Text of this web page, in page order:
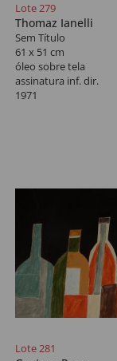
Lote 279
Thomaz Ianelli
Sem Título
61 x 51 cm
óleo sobre tela
assinatura inf. dir.
1971
Lote 281